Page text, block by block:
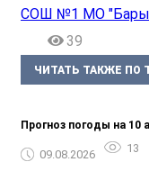
СОШ №1 МО
39
ЧИТАТЬ ТАКЖЕ ПО
Прогноз погоды на 10
09.08.2026 13